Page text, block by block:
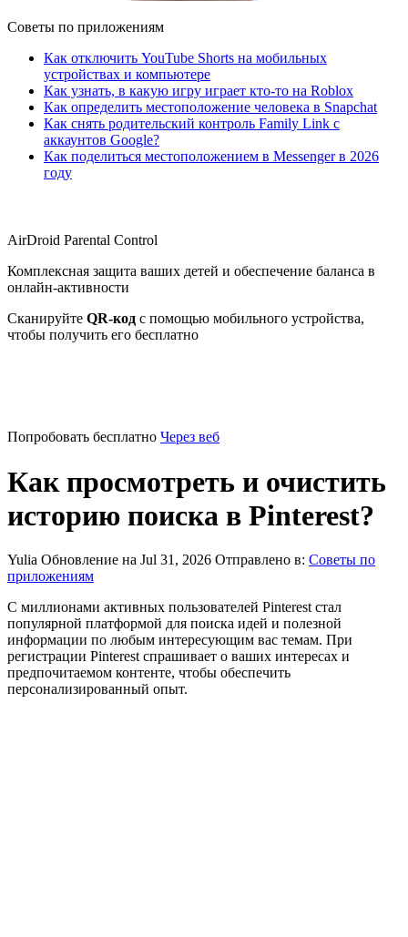
Советы по приложениям
Как отключить YouTube Shorts на мобильных
устройствах и компьютере
Как узнать, в какую игру играет кто-то на Roblox
Как определить местоположение человека в Snapchat
Как снять родительский контроль Family Link с
аккаунтов Google?
Как поделиться местоположением в Messenger в 2026
году
AirDroid Parental Control
Комплексная защита ваших детей и обеспечение баланса в
онлайн-активности
Сканируйте QR-код с помощью мобильного устройства,
чтобы получить его бесплатно
Попробовать бесплатно Через веб
Как просмотреть и очистить
историю поиска в Pinterest?
Yulia Обновление на Jul 31, 2026 Отправлено в: Советы по
приложениям
С миллионами активных пользователей Pinterest стал
популярной платформой для поиска идей и полезной
информации по любым интересующим вас темам. При
регистрации Pinterest спрашивает о ваших интересах и
предпочитаемом контенте, чтобы обеспечить
персонализированный опыт.